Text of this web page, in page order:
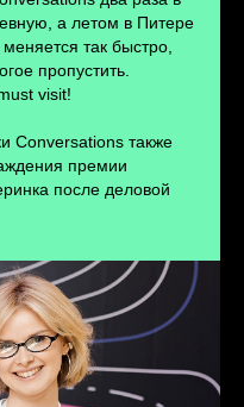
а летом в Питере
так быстро,
пропустить.
visit!
Conversations также
премии
после деловой